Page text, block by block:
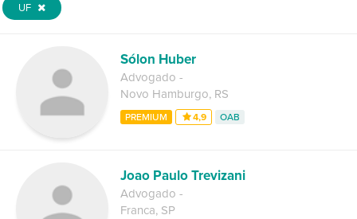
UF
Sólon Huber
Advogado -
Novo Hamburgo, RS
PREMIUM 4,9 OAB
Joao Paulo Trevizani
Advogado -
Franca, SP